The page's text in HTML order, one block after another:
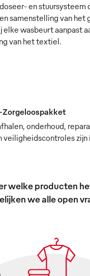
en stuursysteem
samenstelling van het
elke wasbeurt aanpast
van het textiel.
Zorgeloospakket
onderhoud,
veiligheidscontroles zijn
welke producten
we alle open